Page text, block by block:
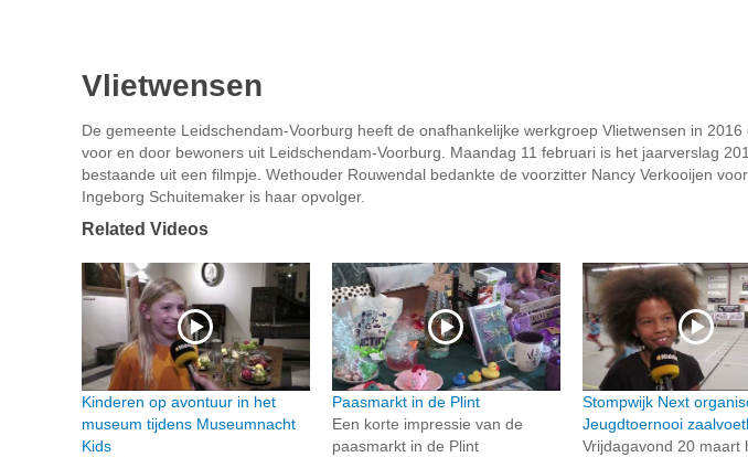
Vlietwensen
De gemeente Leidschendam-Voorburg heeft de onafhankelijke werkgroep Vlietwensen in
voor en door bewoners uit Leidschendam-Voorburg. Maandag 11 februari is het jaarverslag
bestaande uit een filmpje. Wethouder Rouwendal bedankte de voorzitter Nancy Verkooijen
Ingeborg Schuitemaker is haar opvolger.
Related Videos
Kinderen op avontuur in het
museum tijdens Museumnacht
Kids
Paasmarkt in de Plint
Een korte impressie van de
paasmarkt in de Plint
Stompwijk Next
Jeugdtoernooi
Vrijdagavond 20 maart